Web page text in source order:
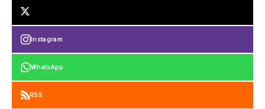
Instagram
WhatsApp
RSS